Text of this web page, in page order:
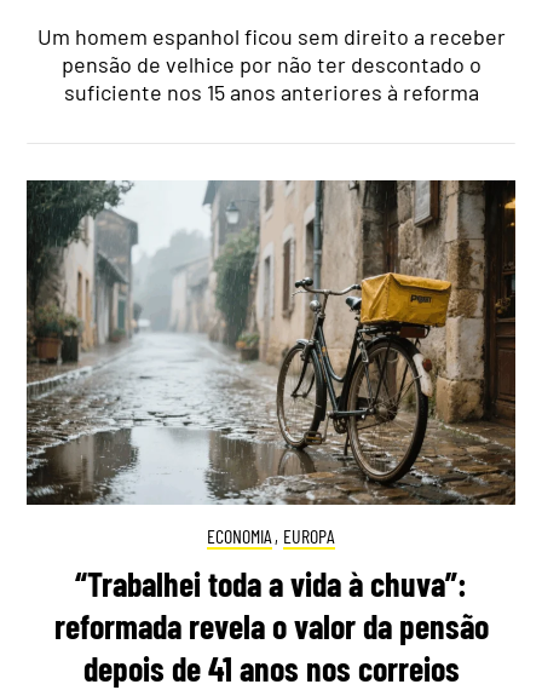
Um homem espanhol ficou sem direito a receber
pensão de velhice por não ter descontado o
suficiente nos 15 anos anteriores à reforma
ECONOMIA , EUROPA
“Trabalhei toda a vida à chuva”:
reformada revela o valor da pensão
depois de 41 anos nos correios